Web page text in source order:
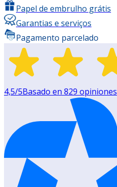
Papel de embrulho grátis
Garantias e serviços
Pagamento parcelado
4,5/5Basado en 829 opiniones